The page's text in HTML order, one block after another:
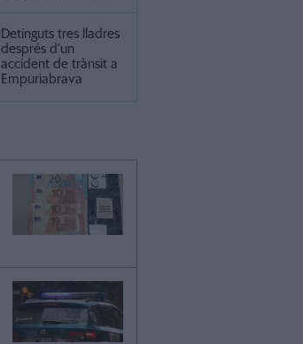
Detinguts tres lladres
després d’un
accident de trànsit a
Empuriabrava